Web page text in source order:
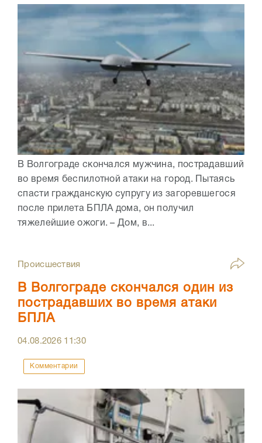
В Волгограде скончался мужчина, пострадавший
во время беспилотной атаки на город. Пытаясь
спасти гражданскую супругу из загоревшегося
после прилета БПЛА дома, он получил
тяжелейшие ожоги. – Дом, в...
Происшествия
В Волгограде скончался один из
пострадавших во время атаки
БПЛА
04.08.2026 11:30
Комментарии